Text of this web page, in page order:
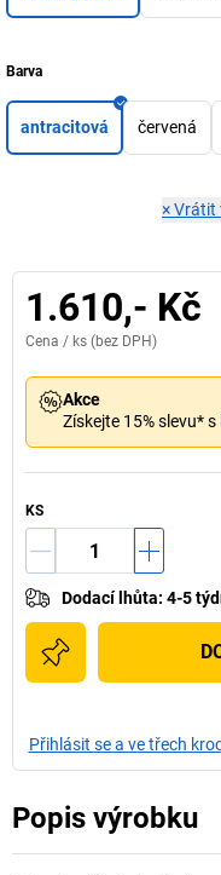
Barva
antracitová červená
×Vrátit
1.610,- Kč
Cena / ks (bez DPH)
Akce
Získejte 15% slevu* s
KS
Dodací lhůta: 4-5
Přihlásit se a ve třech
Popis výrobku